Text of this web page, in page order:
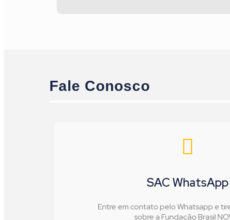
Fale Conosco
SAC WhatsApp
Entre em contato pelo Whatsapp e
sobre a Fundação Brasil